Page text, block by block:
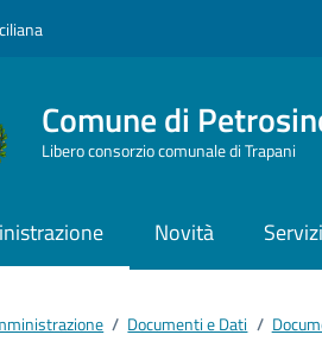
Comune di
Libero consorzio comunale di Trapani
Novità Servizi
/ Documenti e Dati /